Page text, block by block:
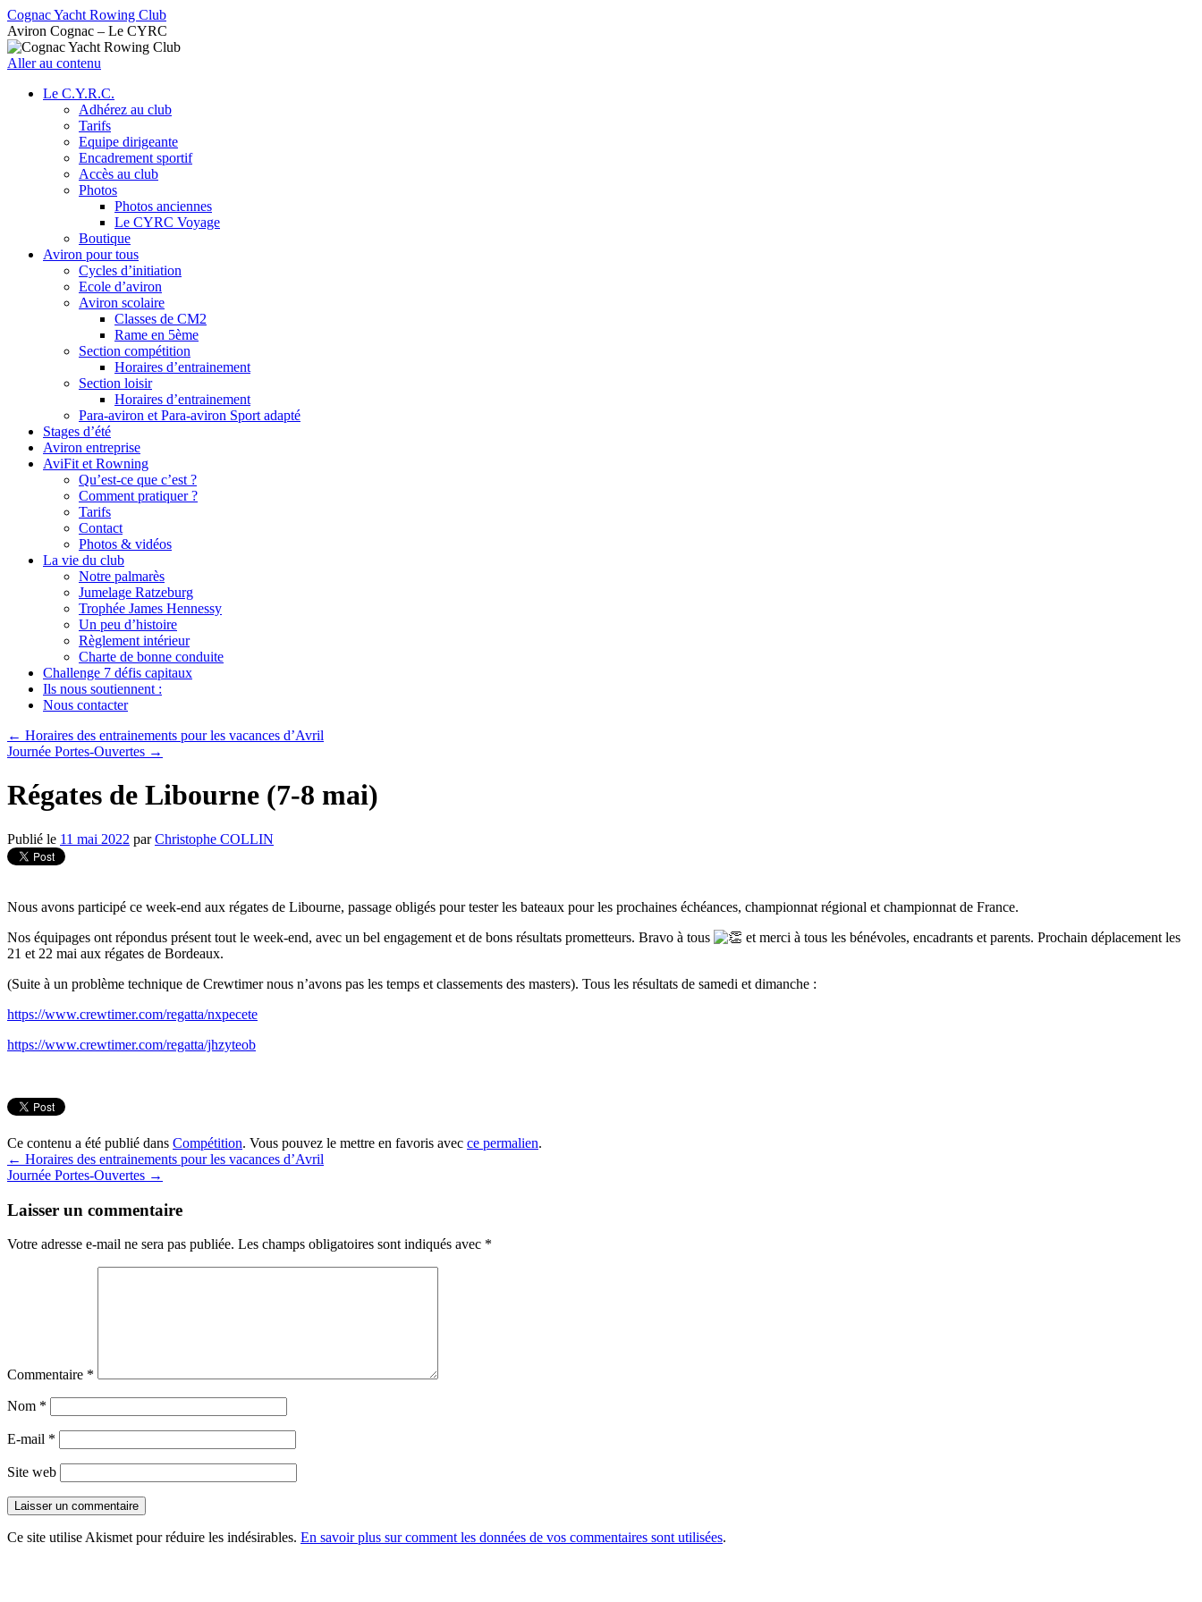
Cognac Yacht Rowing Club
Aviron Cognac – Le CYRC
Aller au contenu
Le C.Y.R.C.
Adhérez au club
Tarifs
Equipe dirigeante
Encadrement sportif
Accès au club
Photos
Photos anciennes
Le CYRC Voyage
Boutique
Aviron pour tous
Cycles d’initiation
Ecole d’aviron
Aviron scolaire
Classes de CM2
Rame en 5ème
Section compétition
Horaires d’entrainement
Section loisir
Horaires d’entrainement
Para-aviron et Para-aviron Sport adapté
Stages d’été
Aviron entreprise
AviFit et Rowning
Qu’est-ce que c’est ?
Comment pratiquer ?
Tarifs
Contact
Photos & vidéos
La vie du club
Notre palmarès
Jumelage Ratzeburg
Trophée James Hennessy
Un peu d’histoire
Règlement intérieur
Charte de bonne conduite
Challenge 7 défis capitaux
Ils nous soutiennent :
Nous contacter
← Horaires des entrainements pour les vacances d’Avril
Journée Portes-Ouvertes →
Régates de Libourne (7-8 mai)
Publié le 11 mai 2022 par Christophe COLLIN
Nous avons participé ce week-end aux régates de Libourne, passage obligés pour tester les bateaux pour les prochaines échéances, championnat régional et championnat de France.
Nos équipages ont répondus présent tout le week-end, avec un bel engagement et de bons résultats prometteurs. Bravo à tous
et merci à tous les bénévoles, encadrants et parents. Prochain déplacement les
21 et 22 mai aux régates de Bordeaux.
(Suite à un problème technique de Crewtimer nous n’avons pas les temps et classements des masters). Tous les résultats de samedi et dimanche :
https://www.crewtimer.com/regatta/nxpecete
https://www.crewtimer.com/regatta/jhzyteob
Ce contenu a été publié dans Compétition. Vous pouvez le mettre en favoris avec ce permalien.
← Horaires des entrainements pour les vacances d’Avril
Journée Portes-Ouvertes →
Laisser un commentaire
Votre adresse e-mail ne sera pas publiée. Les champs obligatoires sont indiqués avec *
Commentaire *
Nom *
E-mail *
Site web
Ce site utilise Akismet pour réduire les indésirables. En savoir plus sur comment les données de vos commentaires sont utilisées.